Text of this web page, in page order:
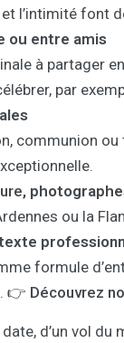
l’intimité font
ou entre amis
à partager
par
communion
,
ou la
formule
👉 Découvrez
d’un vol